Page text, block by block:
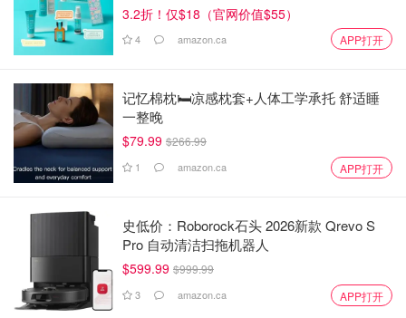
3.2折！仅$18（官网价值$55）
4 amazon.ca APP打开
记忆棉枕🛏️凉感枕套+人体工学承托 舒适睡
一整晚
$79.99 $266.99
1 amazon.ca APP打开
史低价：Roborock石头 2026新款 Qrevo S
Pro 自动清洁扫拖机器人
$599.99 $999.99
3 amazon.ca APP打开